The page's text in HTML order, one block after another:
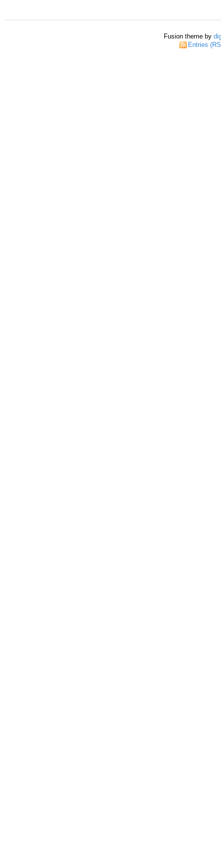
Fusion theme by
Entries